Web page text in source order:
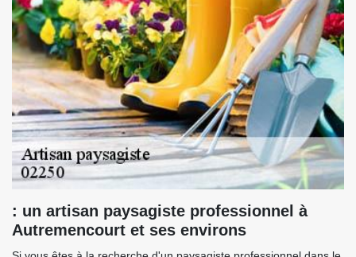
: un artisan paysagiste professionnel à
Autremencourt et ses environs